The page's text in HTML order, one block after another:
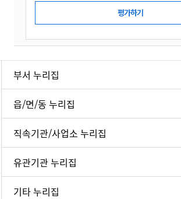
부서 누리집
읍/면/동 누리집
직속기관/사업소 누리집
유관기관 누리집
기타 누리집